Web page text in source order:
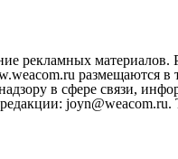
рекламных материалов.
размещаются в
в сфере связи,
joyn@weacom.ru.